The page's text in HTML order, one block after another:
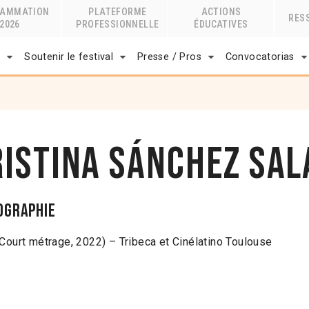
2026
PLATEFORME
PROFESSIONNELLE
ACTIONS
ÉDUCATIVES
Soutenir le festival Presse / Pros Convocatorias
Sánchez
métrage, 2022) – Tribeca et Cinélatino Toulouse